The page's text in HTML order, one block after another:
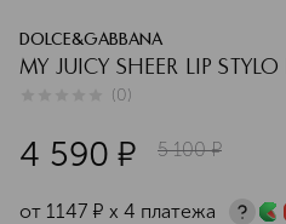
DOLCE&GABBANA
MY JUICY SHEER LIP
(0)
4 590 ¤ 5 100 ¤
от 1147 ¤ х 4 платежа